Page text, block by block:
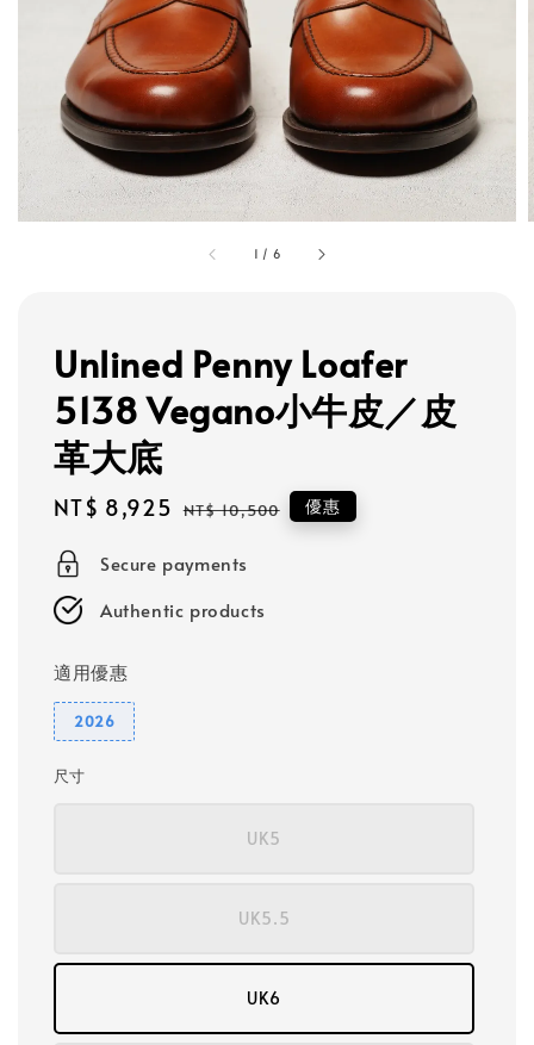
1 / 6
Unlined Penny Loafer
5138 Vegano小牛皮／皮
革大底
Sale
NT$ 8,925 Regular
NT$ 10,500 優惠
Secure payments
Authentic products
適用優惠
2026
尺寸
UK5
UK5.5
UK6